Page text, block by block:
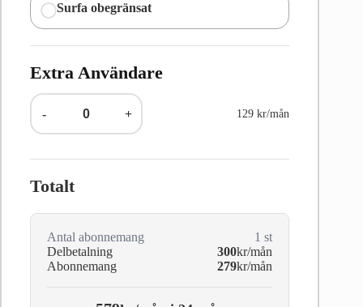
Surfa obegränsat
Extra Användare
- + 129 kr/mån
Totalt
Antal abonnemang 1 st
Delbetalning
300kr/mån
Abonnemang
279kr/mån